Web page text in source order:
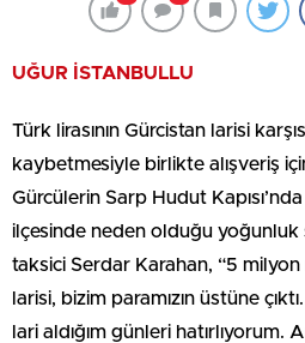
UĞUR İSTANBULLU
Türk lirasının Gürcistan larisi
kaybetmesiyle birlikte alışveriş
Gürcülerin Sarp Hudut
ilçesinde neden olduğu yoğunluk
taksici Serdar Karahan, “5 milyon
larisi, bizim paramızın üstüne
lari aldığım günleri hatırlıyorum.